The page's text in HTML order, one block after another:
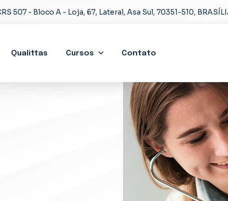
507 - Bloco A - Loja, 67, Lateral, Asa Sul, 70351-510,
Qualittas Cursos Contato